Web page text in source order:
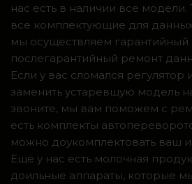
нас есть в наличии все
все комплектующие для
мы осуществляем гарантийный
послегарантийный ремонт
Если у вас сломался регулятор
заменить устаревшую модель
звоните, мы вам поможем с
есть комплекты
можно доукомплектовать ваш
Ещё у нас есть молочная
доильные аппараты, которые